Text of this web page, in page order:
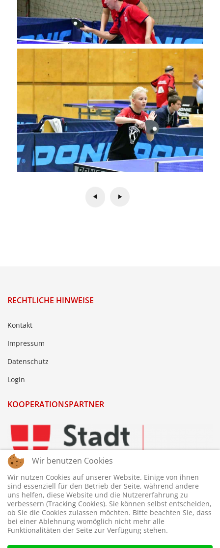
RECHTLICHE HINWEISE
Kontakt
Impressum
Datenschutz
Login
KOOPERATIONSPARTNER
Wir benutzen Cookies
Wir nutzen Cookies auf unserer Website. Einige von ihnen
sind essenziell für den Betrieb der Seite, während andere
uns helfen, diese Website und die Nutzererfahrung zu
verbessern (Tracking Cookies). Sie können selbst entscheiden,
ob Sie die Cookies zulassen möchten. Bitte beachten Sie, dass
bei einer Ablehnung womöglich nicht mehr alle
Funktionalitäten der Seite zur Verfügung stehen.